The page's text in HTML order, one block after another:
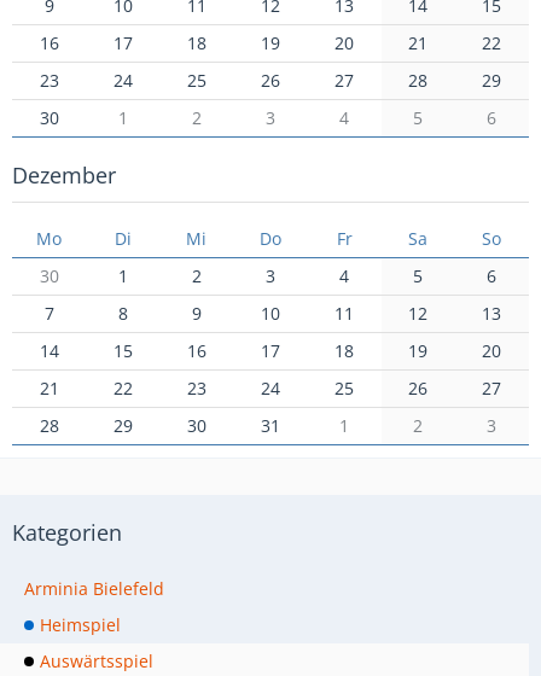
9
10 11 12 13 14
15
16
17 18 19 20 21
22
23
24 25 26 27 28
29
30
1 2 3 4 5 6
Dezember
Mo Di Mi Do Fr Sa
So
30
1 2 3 4 5
6
7
8 9 10 11 12
13
14
15 16 17 18 19
20
21
22 23 24 25 26
27
28
29 30 31 1 2 3
Kategorien
Arminia Bielefeld
Heimspiel
Auswärtsspiel